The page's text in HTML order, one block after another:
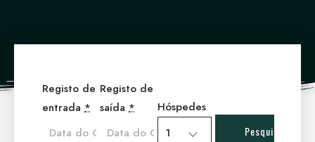
Registo de
entrada *
Registo de
saída * Hóspedes